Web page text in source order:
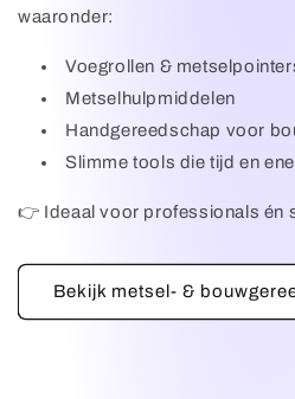
waaronder:
Voegrollen &
Metselhulpmiddelen
Handgereedschap voor
Slimme tools die tijd en
👉 Ideaal voor professionals én
Bekijk metsel- &